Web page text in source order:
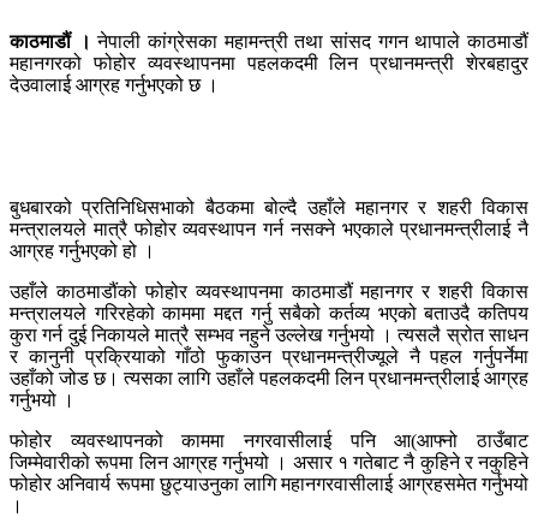
काठमाडौं । नेपाली कांग्रेसका महामन्त्री तथा सांसद गगन थापाले काठमाडौं
महानगरको फोहोर व्यवस्थापनमा पहलकदमी लिन प्रधानमन्त्री शेरबहादुर
देउवालाई आग्रह गर्नुभएको छ ।
बुधबारको प्रतिनिधिसभाको बैठकमा बोल्दै उहाँले महानगर र शहरी विकास
मन्त्रालयले मात्रै फोहोर व्यवस्थापन गर्न नसक्ने भएकाले प्रधानमन्त्रीलाई नै
आग्रह गर्नुभएको हो ।
उहाँले काठमाडौंको फोहोर व्यवस्थापनमा काठमाडौं महानगर र शहरी विकास
मन्त्रालयले गरिरहेको काममा मद्दत गर्नु सबैको कर्तव्य भएको बताउदै कतिपय
कुरा गर्न दुई निकायले मात्रै सम्भव नहुने उल्लेख गर्नुभयो । त्यसलै स्रोत साधन
र कानुनी प्रक्रियाको गाँठो फुकाउन प्रधानमन्त्रीज्यूले नै पहल गर्नुपर्नेमा
उहाँको जोड छ। त्यसका लागि उहाँले पहलकदमी लिन प्रधानमन्त्रीलाई आग्रह
गर्नुभयो ।
फोहोर व्यवस्थापनको काममा नगरवासीलाई पनि आ(आफ्नो ठाउँबाट
जिम्मेवारीको रूपमा लिन आग्रह गर्नुभयो । असार १ गतेबाट नै कुहिने र नकुहिने
फोहोर अनिवार्य रूपमा छुट्याउनुका लागि महानगरवासीलाई आग्रहसमेत गर्नुभयो
।